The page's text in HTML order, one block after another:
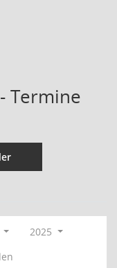
Termine
2025